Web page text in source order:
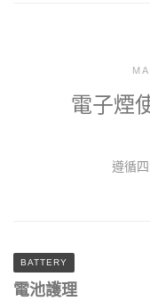
電子煙
遵循
BATTERY
電池護理